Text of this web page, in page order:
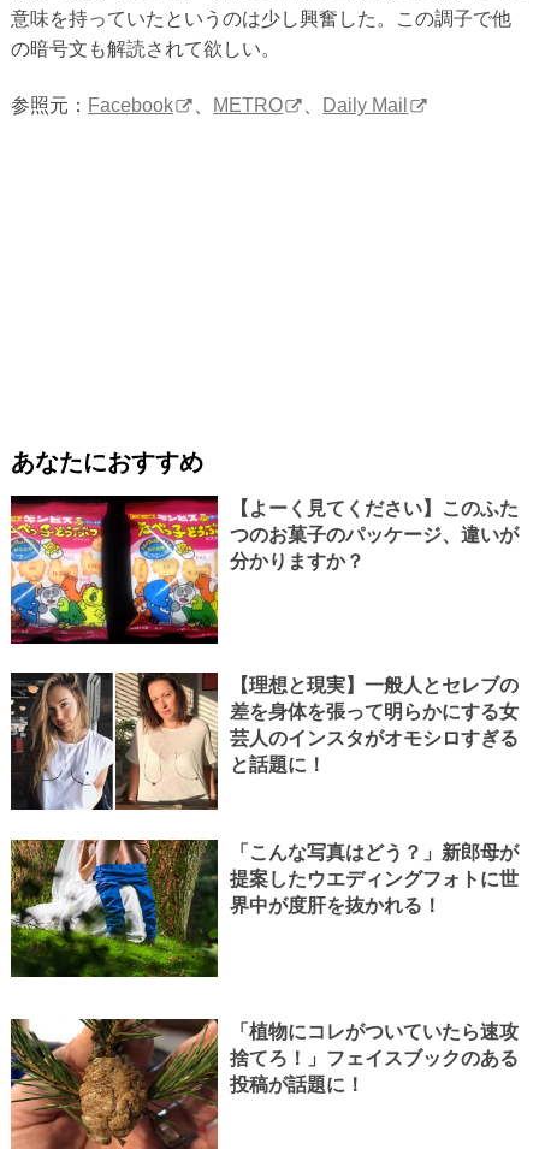
意味を持っていたというのは少し興奮した。この調子で他
の暗号文も解読されて欲しい。
参照元： Facebook METRO Daily Mail
あなたにおすすめ
【よーく見てください】このふた
つのお菓子のパッケージ、違いが
分かりますか？
【理想と現実】一般人とセレブの
差を身体を張って明らかにする女
芸人のインスタがオモシロすぎる
と話題に！
「こんな写真はどう？」新郎母が
提案したウエディングフォトに世
界中が度肝を抜かれる！
「植物にコレがついていたら速攻
捨てろ！」フェイスブックのある
投稿が話題に！